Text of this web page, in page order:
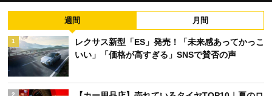
週間 月間
1
レクサス新型「ES」発売！「未来感あってかっこ
いい」「価格が高すぎる」SNSで賛否の声
2